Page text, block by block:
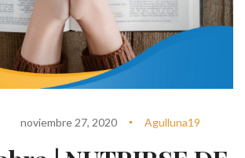
noviembre 27, 2020 Agulluna19